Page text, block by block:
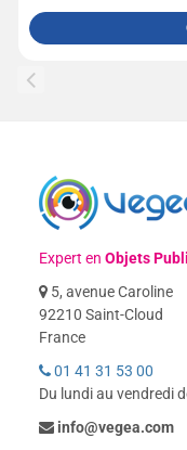
Expert enObjets
5, avenue Caroline
92210 Saint-Cloud
France
01 41 31 53 00
Du lundi au vendredi
info@vegea.com